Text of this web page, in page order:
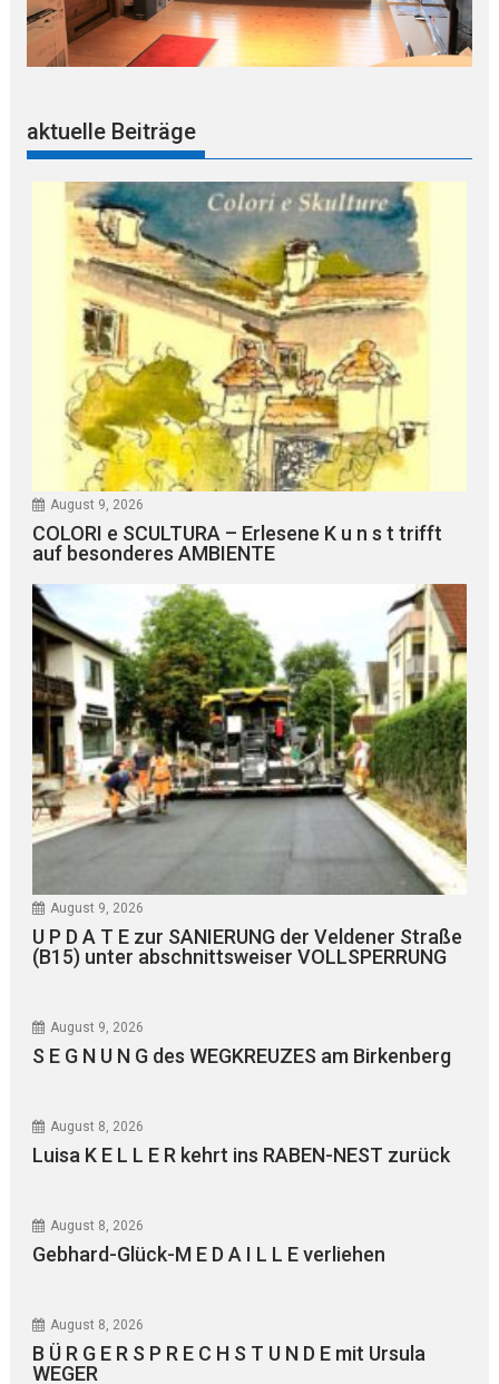
aktuelle Beiträge
August 9, 2026
COLORI e SCULTURA – Erlesene K u n s t trifft
auf besonderes AMBIENTE
August 9, 2026
U P D A T E zur SANIERUNG der Veldener Straße
(B15) unter abschnittsweiser VOLLSPERRUNG
August 9, 2026
S E G N U N G des WEGKREUZES am Birkenberg
August 8, 2026
Luisa K E L L E R kehrt ins RABEN-NEST zurück
August 8, 2026
Gebhard-Glück-M E D A I L L E verliehen
August 8, 2026
B Ü R G E R S P R E C H S T U N D E mit Ursula
WEGER